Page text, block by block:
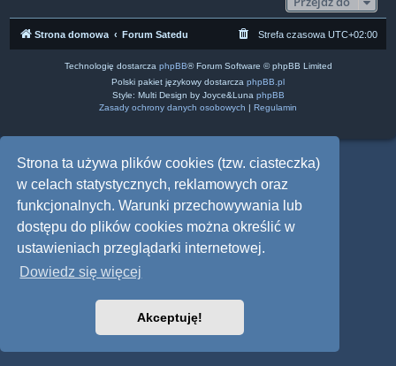
Strona ta używa plików cookies (tzw. ciasteczka)
w celach statystycznych, reklamowych oraz
funkcjonalnych. Warunki przechowywania lub
dostępu do plików cookies można określić w
ustawieniach przeglądarki internetowej.
Dowiedz się więcej
Akceptuję!
Strona domowa Forum Satedu Strefa czasowa UTC+02:00
Technologię dostarcza phpBB® Forum Software © phpBB Limited
Polski pakiet językowy dostarcza phpBB.pl
Style: Multi Design by Joyce&Luna phpBB
Zasady ochrony danych osobowych | Regulamin